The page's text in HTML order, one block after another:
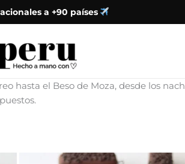
+90 países
hasta el Beso de Moza, desde los